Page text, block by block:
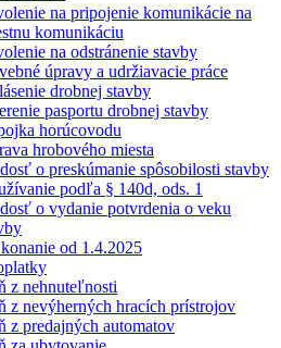
na pripojenie komunikácie na
komunikáciu
na odstránenie stavby
úpravy a udržiavacie práce
drobnej stavby
pasportu drobnej stavby
horúcovodu
hrobového miesta
o preskúmanie spôsobilosti stavby
podľa § 140d, ods. 1
o vydanie potvrdenia o veku
od 1.4.2025
z nehnuteľnosti
z nevýherných hracích prístrojov
z predajných automatov